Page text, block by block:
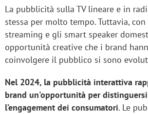
La pubblicità sulla TV lineare e in
stessa per molto tempo. Tuttavia, con
streaming e gli smart speaker
opportunità creative che i brand
coinvolgere il pubblico si sono
Nel 2024, la pubblicità interattiva
brand un'opportunità per
l’engagement dei consumatori. Le